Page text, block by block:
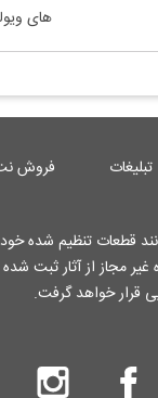
های
تبلیغات فروش
قطعات تنظیم شده
قرار خواهد گرفت.